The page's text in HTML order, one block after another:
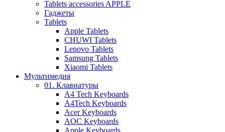
Tablets accessories APPLE
Гаджеты
Tablets
Apple Tablets
CHUWI Tablets
Lenovo Tablets
Samsung Tablets
Xiaomi Tablets
Мультимедия
01. Клавиатуры
A4 Tech Keyboards
A4Tech Keyboards
Acer Keyboards
AOC Keyboards
Apple Keyboards